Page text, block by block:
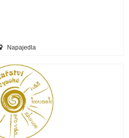
Napajedla